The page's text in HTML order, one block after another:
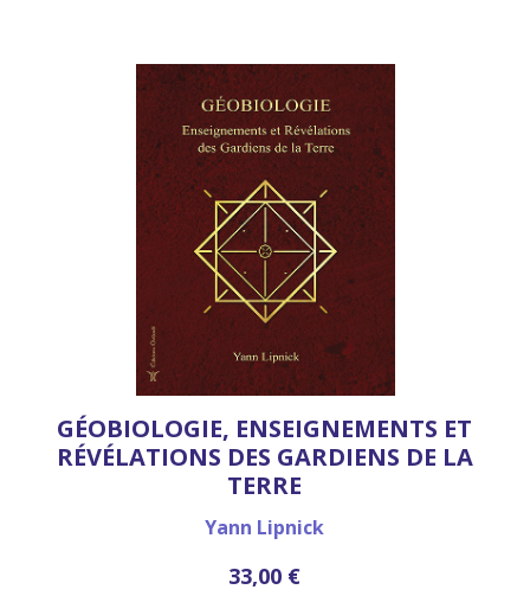
GÉOBIOLOGIE, ENSEIGNEMENTS ET
RÉVÉLATIONS DES GARDIENS DE LA
TERRE
Yann Lipnick
33,00 €